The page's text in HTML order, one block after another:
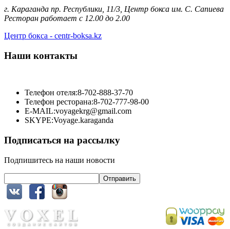
г. Караганда пр. Республики, 11/3, Центр бокса им. С. Сапиева
Ресторан работает с 12.00 до 2.00
Центр бокса - centr-boksa.kz
Наши контакты
Телефон отеля:8-702-888-37-70
Телефон ресторана:8-702-777-98-00
E-MAIL:voyagekrg@gmail.com
SKYPE:Voyage.karaganda
Подписаться на рассылку
Подпишитесь на наши новости
Отправить